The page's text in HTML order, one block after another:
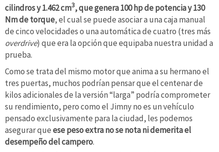
cilindros y 1.462 cm3, que genera 100 hp de potencia y 130
Nm de torque, el cual se puede asociar a una caja manual
de cinco velocidades o una automática de cuatro (tres más
overdrive) que era la opción que equipaba nuestra unidad a
prueba.
Como se trata del mismo motor que anima a su hermano el
tres puertas, muchos podrían pensar que el centenar de
kilos adicionales de la versión “larga” podría comprometer
su rendimiento, pero como el Jimny no es un vehículo
pensado exclusivamente para la ciudad, les podemos
asegurar queese peso extra no se nota ni demerita el
desempeño del campero.